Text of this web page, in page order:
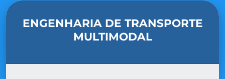
ENGENHARIA DE TRANSPORTE
MULTIMODAL